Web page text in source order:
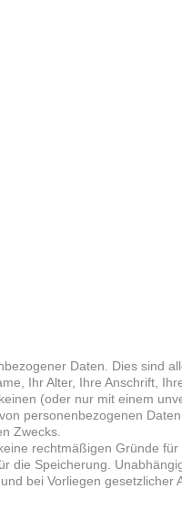
Daten. Dies sind
Ihr Alter, Ihre Anschrift,
(oder nur mit einem
personenbezogenen
Zwecks.
rechtmäßigen Gründe
die Speicherung.
bei Vorliegen gesetzlicher